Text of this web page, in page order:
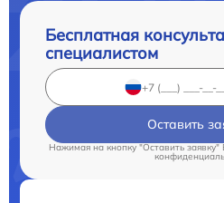
Бесплатная
специалистом
Оставить
Нажимая на кнопку "Оставить